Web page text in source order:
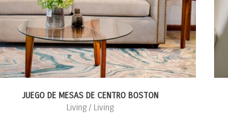
JUEGO DE MESAS DE CENTRO BOSTON
Living / Living